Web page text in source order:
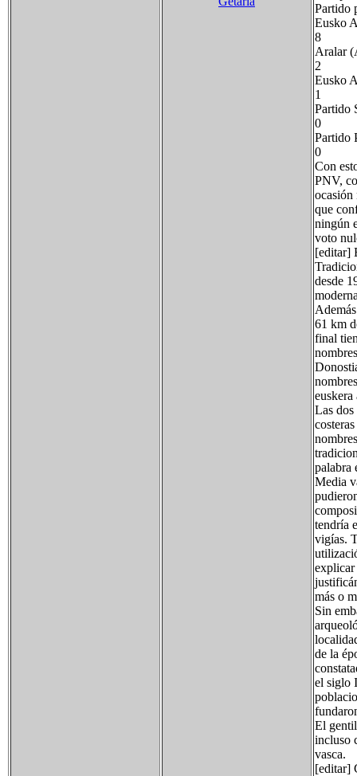
Eusko
8
Aralar
2
Eusko
1
Partido
0
Partido
0
Con
PNV,
ocasión
que
ningún
voto
[editar]
desde
61 km
final
euskera
Las dos
palabra
Media
tendría
vigías.
explicar
más o
Sin
de la
el siglo
El
incluso
vasca.
[editar]